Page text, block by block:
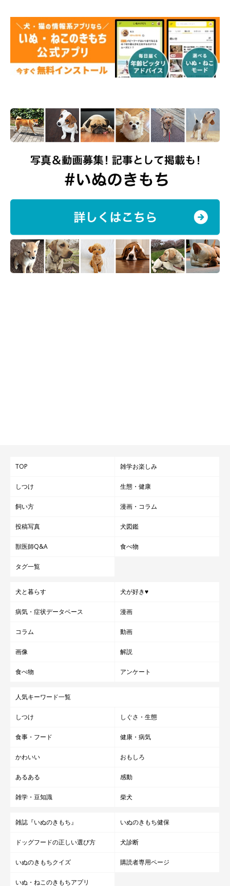
TOP 雑学お楽しみ
しつけ 生態・健康
飼い方 漫画・コラム
投稿写真 犬図鑑
獣医師Q&A 食べ物
タグ一覧
犬と暮らす 犬が好き♥
病気・症状データベース 漫画
コラム 動画
画像 解説
食べ物 アンケート
人気キーワード一覧
しつけ しぐさ・生態
食事・フード 健康・病気
かわいい おもしろ
あるある 感動
雑学・豆知識 柴犬
雑誌『いぬのきもち』 いぬのきもち健保
ドッグフードの正しい選び方 犬診断
いぬのきもちクイズ 購読者専用ページ
いぬ・ねこのきもちアプリ